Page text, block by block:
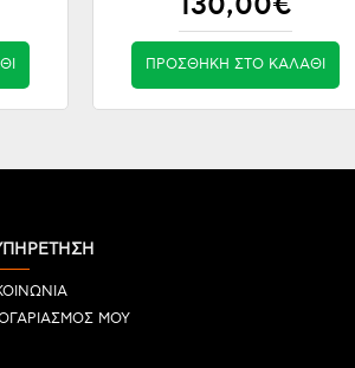
ΠΡΟΣΘΉΚΗ ΣΤΟ ΚΑΛΆΘΙ
ΜΟΥ